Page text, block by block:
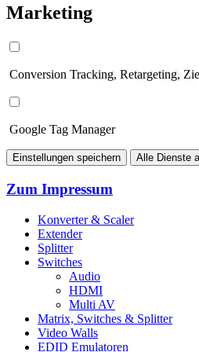
Marketing
Conversion Tracking, Retargeting,
Google Tag Manager
Einstellungen speichern Alle Dienste
Zum Impressum
Konverter & Scaler
Extender
Splitter
Switches
Audio
HDMI
Multi AV
Matrix, Switches & Splitter
Video Walls
EDID Emulatoren